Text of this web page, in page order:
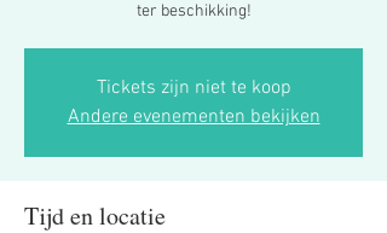
ter beschikking!
Tickets zijn niet te koop
Andere evenementen bekijken
Tijd en locatie